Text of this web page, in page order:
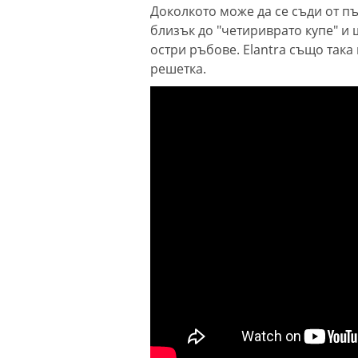
Доколкото може да се съди от
близък до "четириврато купе"
остри ръбове. Elantra също
решетка.